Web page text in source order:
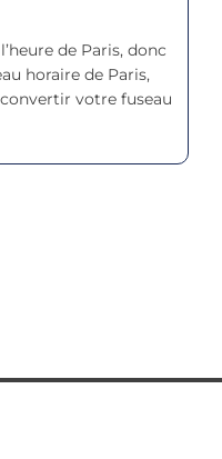
de Paris, donc
horaire de Paris,
votre fuseau